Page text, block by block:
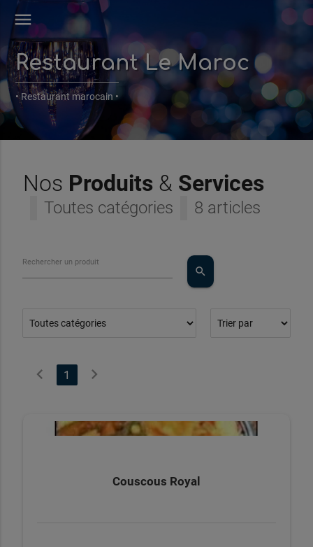
menu
Restaurant Le Maroc
• Restaurant marocain •
Nos Produits& Services
Toutes catégories 8 articles
Rechercher un produit
search
chevron_left 1 chevron_right
Couscous Royal